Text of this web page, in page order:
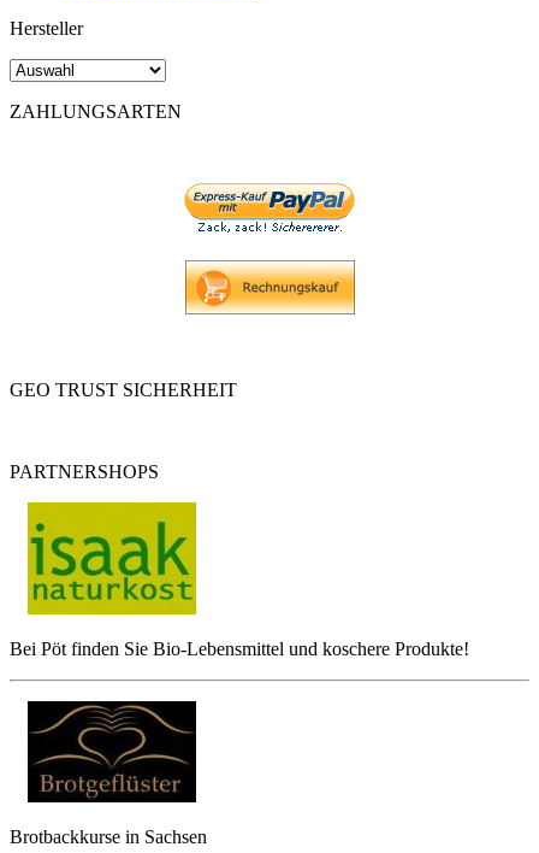
Hersteller
ZAHLUNGSARTEN
GEO TRUST SICHERHEIT
PARTNERSHOPS
Bei Pöt finden Sie Bio-Lebensmittel und koschere Produkte!
Brotbackkurse in Sachsen